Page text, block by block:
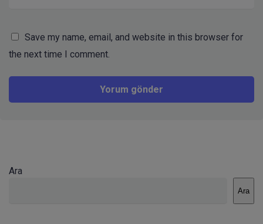
Save my name, email, and website in this browser for
the next time I comment.
Ara
Ara